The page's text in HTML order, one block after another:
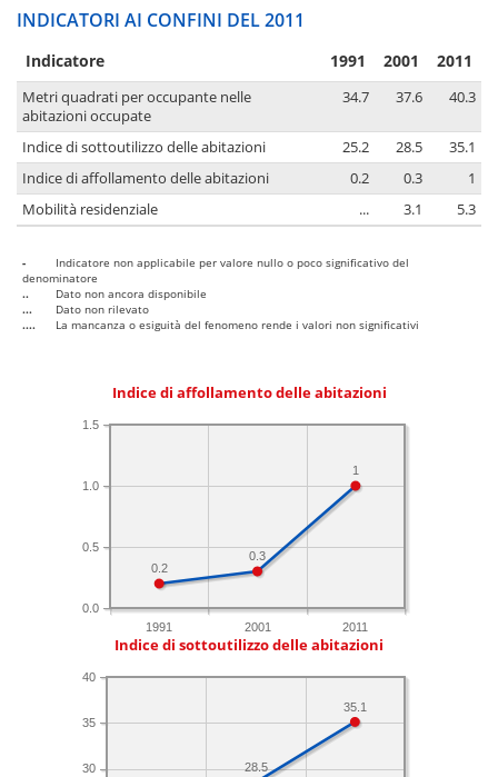
INDICATORI AI CONFINI DEL 2011
Indicatore 1991 2001 2011
Metri quadrati per occupante nelle
abitazioni occupate
34.7 37.6 40.3
Indice di sottoutilizzo delle abitazioni 25.2 28.5
35.1
Indice di affollamento delle abitazioni
0.2 0.3
1
Mobilità residenziale
... 3.1 5.3
-
Indicatore non applicabile per valore nullo o poco significativo del
denominatore
..
Dato non ancora disponibile
...
Dato non rilevato
....
La mancanza o esiguità del fenomeno rende i valori non significativi
Indice di affollamento delle abitazioni
1991 2001 2011
0.0
0.5
1.0
1.5
1
0.3
0.2
Indice di sottoutilizzo delle abitazioni
30
35
40
35.1
28.5